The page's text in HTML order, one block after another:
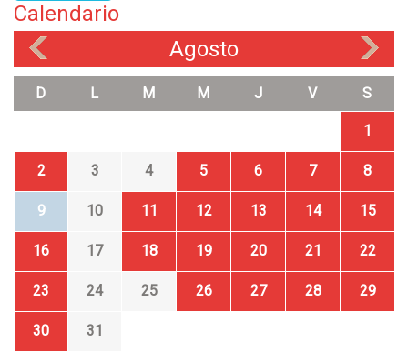
Calendario
Agosto
D L M M J V S
1
2 3 4 5 6 7 8
9 10 11 12 13 14 15
16 17 18 19 20 21 22
23 24 25 26 27 28 29
30
31